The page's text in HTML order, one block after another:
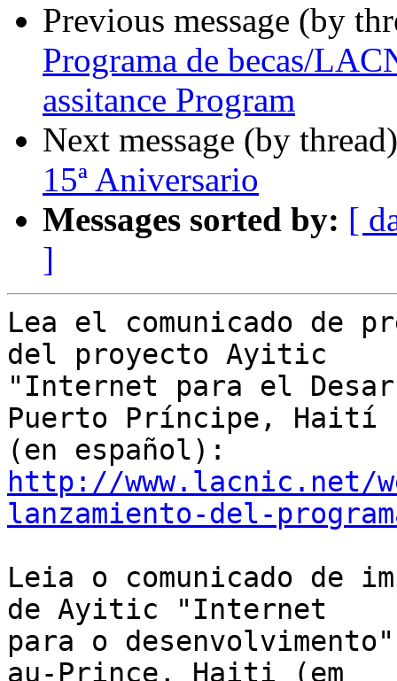
Previous message (by
Programa de becas/
assitance Program
Next message (by
15ª Aniversario
Messages sorted by: [
]
Lea el comunicado de
del proyecto Ayitic
"Internet para el
Puerto Príncipe, Haití
http://www.lacnic.net/
lanzamiento-del-
Leia o comunicado de
de Ayitic "Internet
para o
au-Prince, Haiti (em